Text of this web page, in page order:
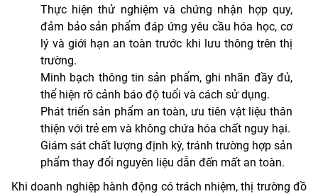
Thực hiện thử nghiệm và chứng nhận hợp quy,
đảm bảo sản phẩm đáp ứng yêu cầu hóa học, cơ
lý và giới hạn an toàn trước khi lưu thông trên thị
trường.
Minh bạch thông tin sản phẩm, ghi nhãn đầy đủ,
thể hiện rõ cảnh báo độ tuổi và cách sử dụng.
Phát triển sản phẩm an toàn, ưu tiên vật liệu thân
thiện với trẻ em và không chứa hóa chất nguy hại.
Giám sát chất lượng định kỳ, tránh trường hợp sản
phẩm thay đổi nguyên liệu dẫn đến mất an toàn.
Khi doanh nghiệp hành động có trách nhiệm, thị trường đồ